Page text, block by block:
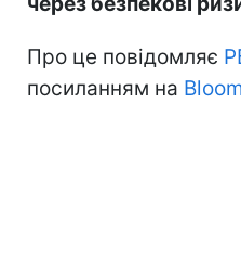
Про це повідомляє
посиланням на